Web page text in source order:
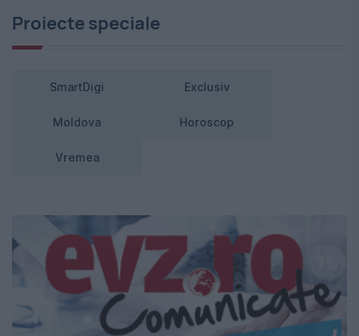
Proiecte speciale
SmartDigi Exclusiv
Moldova Horoscop
Vremea